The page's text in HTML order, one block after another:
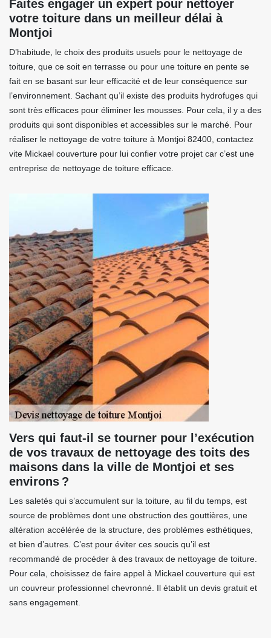
Faites engager un expert pour nettoyer
votre toiture dans un meilleur délai à
Montjoi
D’habitude, le choix des produits usuels pour le nettoyage de
toiture, que ce soit en terrasse ou pour une toiture en pente se
fait en se basant sur leur efficacité et de leur conséquence sur
l’environnement. Sachant qu’il existe des produits hydrofuges qui
sont très efficaces pour éliminer les mousses. Pour cela, il y a des
produits qui sont disponibles et accessibles sur le marché. Pour
réaliser le nettoyage de votre toiture à Montjoi 82400, contactez
vite Mickael couverture pour lui confier votre projet car c’est une
entreprise de nettoyage de toiture efficace.
Vers qui faut-il se tourner pour l’exécution
de vos travaux de nettoyage des toits des
maisons dans la ville de Montjoi et ses
environs ?
Les saletés qui s’accumulent sur la toiture, au fil du temps, est
source de problèmes dont une obstruction des gouttières, une
altération accélérée de la structure, des problèmes esthétiques,
et bien d’autres. C’est pour éviter ces soucis qu’il est
recommandé de procéder à des travaux de nettoyage de toiture.
Pour cela, choisissez de faire appel à Mickael couverture qui est
un couvreur professionnel chevronné. Il établit un devis gratuit et
sans engagement.